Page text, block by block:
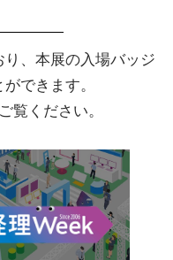
、本展の入場バッジ
できます。
覧ください。